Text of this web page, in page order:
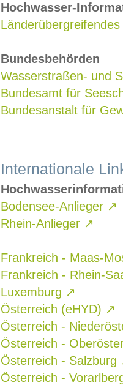
Hochwasser-
Bundesbehörden
Wasserstraßen- und
Bundesamt für
Bundesanstalt für
Internationale
Bodensee-Anlieger ↗
Rhein-Anlieger ↗
Frankreich - Maas-
Frankreich - Rhein-
Luxemburg ↗
Österreich (eHYD) ↗
Österreich -
Österreich -
Österreich - Salzburg
Österreich -